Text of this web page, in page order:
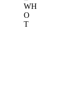
WH
O
T